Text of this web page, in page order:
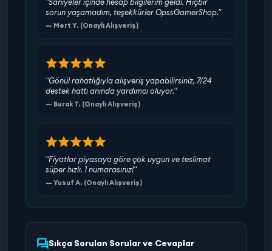
sorun yaşamadım, teşekkürler OpssGamerShop."
— Mert Y. (Onaylı Alışveriş)
"Gönül rahatlığıyla alışveriş yapabilirsiniz, 7/24
destek hattı anında yardımcı oluyor."
— Burak T. (Onaylı Alışveriş)
"Fiyatlar piyasaya göre çok uygun ve teslimat
süper hızlı. 1 numarasınız!"
— Yusuf A. (Onaylı Alışveriş)
Sıkça Sorulan Sorular ve Cevaplar